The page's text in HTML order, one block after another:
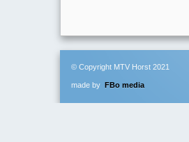
© Copyright MTV Horst 2021
made by FBo media